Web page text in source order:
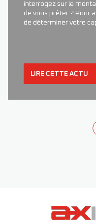
interrogez sur le
de vous prêter ? Pour
de déterminer votre
LIRE CETTE ACTU